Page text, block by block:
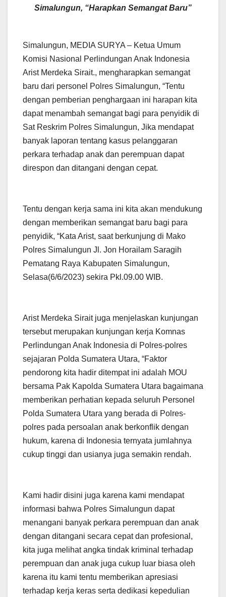
Simalungun, “Harapkan Semangat Baru”
Simalungun, MEDIA SURYA – Ketua Umum
Komisi Nasional Perlindungan Anak Indonesia
Arist Merdeka Sirait., mengharapkan semangat
baru dari personel Polres Simalungun, “Tentu
dengan pemberian penghargaan ini harapan kita
dapat menambah semangat bagi para penyidik di
Sat Reskrim Polres Simalungun, Jika mendapat
banyak laporan tentang kasus pelanggaran
perkara terhadap anak dan perempuan dapat
direspon dan ditangani dengan cepat.
Tentu dengan kerja sama ini kita akan mendukung
dengan memberikan semangat baru bagi para
penyidik, “Kata Arist, saat berkunjung di Mako
Polres Simalungun Jl. Jon Horailam Saragih
Pematang Raya Kabupaten Simalungun,
Selasa(6/6/2023) sekira Pkl.09.00 WIB.
Arist Merdeka Sirait juga menjelaskan kunjungan
tersebut merupakan kunjungan kerja Komnas
Perlindungan Anak Indonesia di Polres-polres
sejajaran Polda Sumatera Utara, “Faktor
pendorong kita hadir ditempat ini adalah MOU
bersama Pak Kapolda Sumatera Utara bagaimana
memberikan perhatian kepada seluruh Personel
Polda Sumatera Utara yang berada di Polres-
polres pada persoalan anak berkonflik dengan
hukum, karena di Indonesia ternyata jumlahnya
cukup tinggi dan usianya juga semakin rendah.
Kami hadir disini juga karena kami mendapat
informasi bahwa Polres Simalungun dapat
menangani banyak perkara perempuan dan anak
dengan ditangani secara cepat dan profesional,
kita juga melihat angka tindak kriminal terhadap
perempuan dan anak juga cukup luar biasa oleh
karena itu kami tentu memberikan apresiasi
terhadap kerja keras serta dedikasi kepedulian